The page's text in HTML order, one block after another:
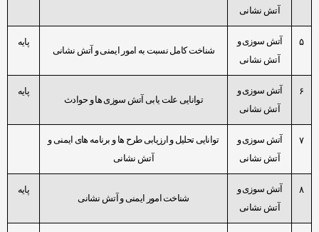
آتش نشانی
۵
‫آتش سوزی و
آتش نشانی
شناخت کامل نسبت به امور ایمنی و آتش نشانی
پایه
۶
‫آتش سوزی و
آتش نشانی
توانایی علت یابی آتش سوزی ها و حوادث
پایه
۷
‫آتش سوزی و
آتش نشانی
توانایی تحلیل و ارزیابی طرح ها و برنامه های ایمنی و
آتش نشانی
۸
‫آتش سوزی و
آتش نشانی
شناخت امور ایمنی و آتش نشانی
پایه